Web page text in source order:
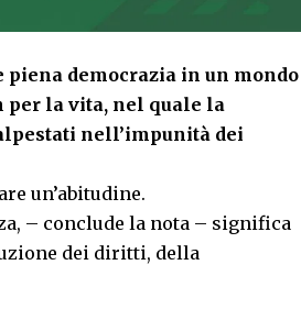
democrazia in un mondo
per la vita, nel quale la
nell’impunità dei
un’abitudine.
– conclude la nota – significa
dei diritti, della